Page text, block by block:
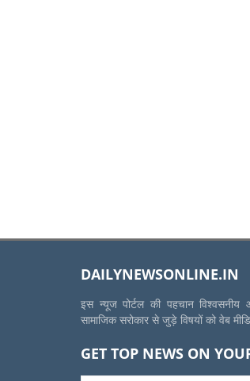
DAILYNEWSONLINE.IN
इस न्यूज पोर्टल की पहचान विश्वसनीय
सामाजिक सरोकार से जुड़े विषयों को वेब
GET TOP NEWS ON